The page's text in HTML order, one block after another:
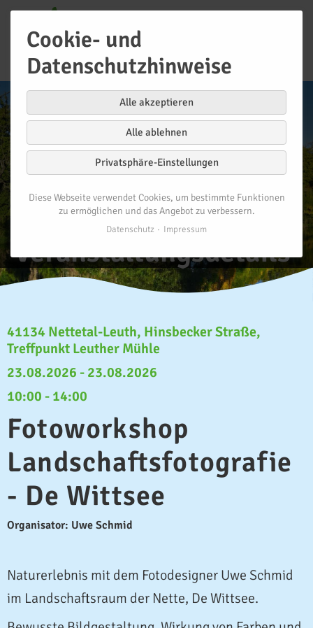
Veranstaltungsdetails
41134 Nettetal-Leuth, Hinsbecker Straße,
Treffpunkt Leuther Mühle
23.08.2026 - 23.08.2026
10:00 - 14:00
Fotoworkshop
Landschaftsfotografie
- De Wittsee
Organisator: Uwe Schmid
Naturerlebnis mit dem Fotodesigner Uwe Schmid
im Landschaftsraum der Nette, De Wittsee.
Cookie- und
Datenschutzhinweise
Alle akzeptieren
Alle ablehnen
Privatsphäre-Einstellungen
Diese Webseite verwendet Cookies, um bestimmte Funktionen
zu ermöglichen und das Angebot zu verbessern.
Datenschutz Impressum